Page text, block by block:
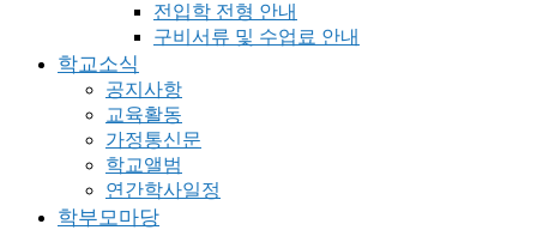
전입학 전형 안내
구비서류 및 수업료 안내
학교소식
공지사항
교육활동
가정통신문
학교앨범
연간학사일정
학부모마당